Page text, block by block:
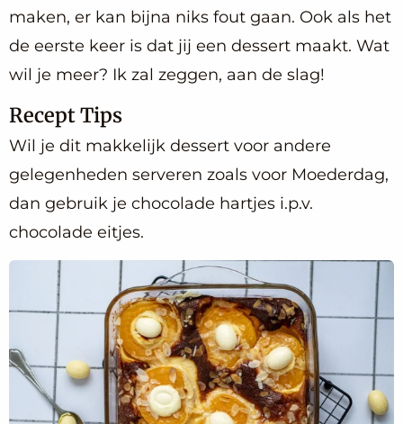
maken, er kan bijna niks fout gaan. Ook als het
de eerste keer is dat jij een dessert maakt. Wat
wil je meer? Ik zal zeggen, aan de slag!
Recept Tips
Wil je dit makkelijk dessert voor andere
gelegenheden serveren zoals voor Moederdag,
dan gebruik je chocolade hartjes i.p.v.
chocolade eitjes.